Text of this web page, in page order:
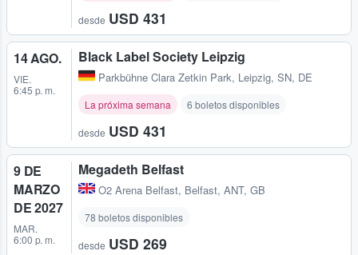
desde USD 431
14 AGO.
VIE.
6:45 p. m.
Black Label Society Leipzig
Parkbühne Clara Zetkin Park, Leipzig, SN, DE
La próxima semana 6 boletos disponibles
desde USD 431
9 DE
MARZO
DE 2027
MAR.
6:00 p. m.
Megadeth Belfast
O2 Arena Belfast, Belfast, ANT, GB
78 boletos disponibles
desde USD 269